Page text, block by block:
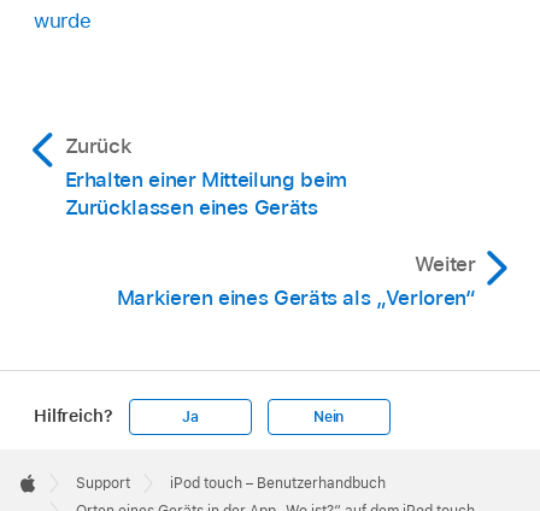
wurde
Zurück
Erhalten einer Mitteilung beim
Zurücklassen eines Geräts
Weiter
Markieren eines Geräts als „Verloren“
Hilfreich? Ja Nein
Footer

Apple
Support
iPod touch – Benutzerhandbuch